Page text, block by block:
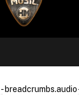
- breadcrumbs.audio